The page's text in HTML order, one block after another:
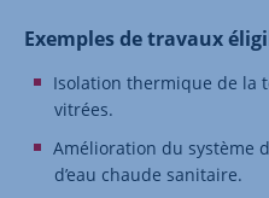
Exemples de travaux
Isolation thermique de la
vitrées.
Amélioration du système
d’eau chaude sanitaire.